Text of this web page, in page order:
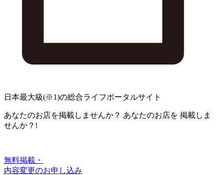
日本最大級(※1)の総合ライフポータルサイト
あなたのお店を掲載しませんか？ あなたのお店を 掲載しま
せんか？!
無料掲載・
内容変更のお申し込み